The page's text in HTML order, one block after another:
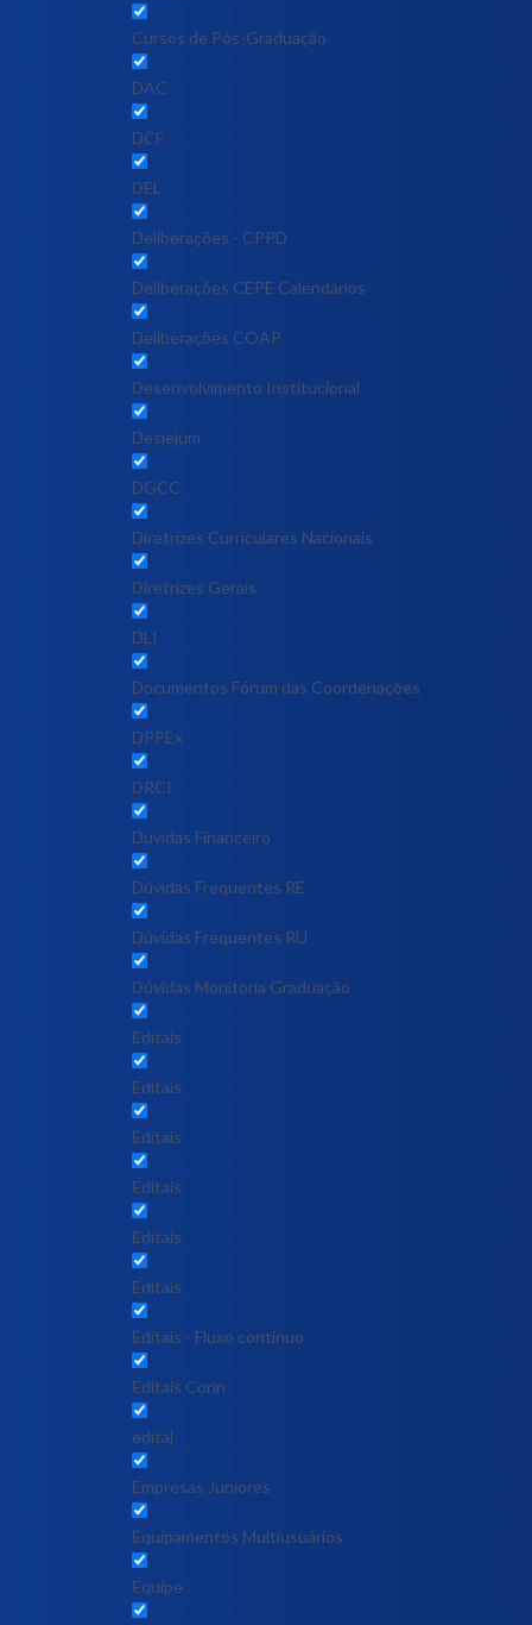
Cursos de Pós-Graduação
DAC
DCF
DEL
Deliberações - CPPD
Deliberações CEPE Calendários
Deliberações COAP
Desenvolvimento Institucional
Desjejum
DGCC
Diretrizes Curriculares Nacionais
Diretrizes Gerais
DLI
Documentos Fórum das Coordenações
DPPEx
DRCI
Dúvidas Financeiro
Dúvidas Frequentes RE
Dúvidas Frequentes RU
Dúvidas Monitoria Graduação
Editais
Editais
Editais
Editais
Editais
Editais
Editais - Fluxo contínuo
Editais Corin
edital
Empresas Juniores
Equipamentos Multiusuários
Equipe